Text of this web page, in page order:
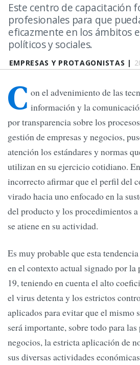
EMPRESAS Y PROTAGONISTAS |
Este centro de capacitación
profesionales para que
eficazmente en los ámbitos
políticos y sociales.
C on el advenimiento de las
información y la
por transparencia sobre los
gestión de empresas y negocios,
atención los estándares y normas
utilizan en su ejercicio cotidiano.
incorrecto afirmar que el perfil del
virado hacia uno enfocado en la
del producto y los procedimientos a
se atiene en su actividad.
Es muy probable que esta
en el contexto actual signado por
19, teniendo en cuenta el alto
el virus detenta y los estrictos
aplicados para evitar que el mismo
será importante, sobre todo para las
negocios, la estricta aplicación de
sus diversas actividades